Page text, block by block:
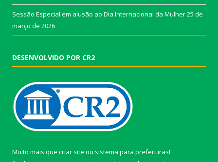
Sessão Especial em alusão ao Dia Internacional da Mulher25 de
março de 2026
DESENVOLVIDO POR CR2
Muito mais que criar site ou sistema para prefeituras!